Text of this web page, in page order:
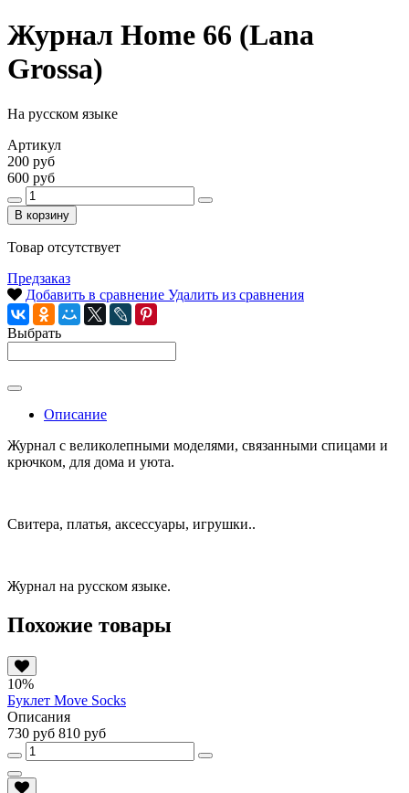
Журнал Home 66 (Lana
Grossa)
На русском языке
Артикул
200 руб
600 руб
В корзину
Товар отсутствует
Предзаказ
Добавить в сравнение Удалить из сравнения
Выбрать
Описание
Журнал с великолепными моделями, связанными спицами и
крючком, для дома и уюта.
Свитера, платья, аксессуары, игрушки..
Журнал на русском языке.
Похожие товары
10%
Буклет Move Socks
Описания
730 руб 810 руб